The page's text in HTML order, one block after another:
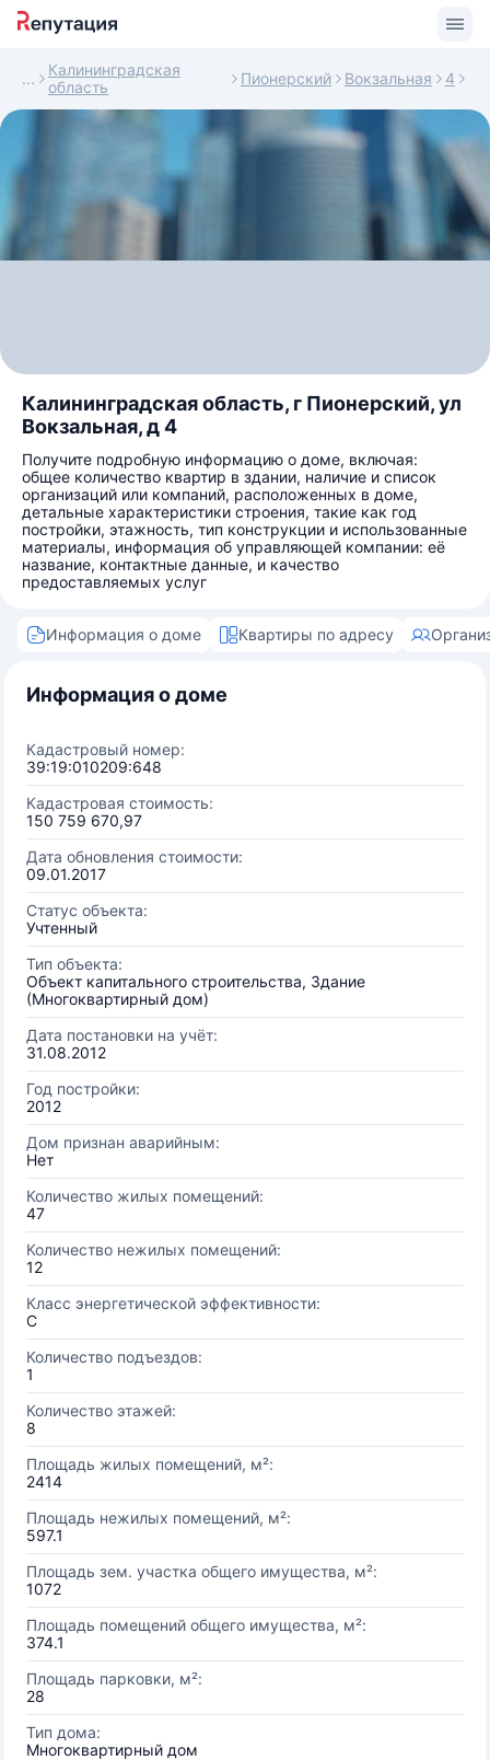
Калининградская
область
Пионерский Вокзальная 4
Калининградская область, г Пионерский, ул
Вокзальная, д 4
Получите подробную информацию о доме, включая:
общее количество квартир в здании, наличие и список
организаций или компаний, расположенных в доме,
детальные характеристики строения, такие как год
постройки, этажность, тип конструкции и использованные
материалы, информация об управляющей компании: её
название, контактные данные, и качество
предоставляемых услуг
Информация о доме Квартиры по адресу
Информация о доме
Кадастровый номер:
39:19:010209:648
Кадастровая стоимость:
150 759 670,97
Дата обновления стоимости:
09.01.2017
Статус объекта:
Учтенный
Тип объекта:
Объект капитального строительства, Здание
(Многоквартирный дом)
Дата постановки на учёт:
31.08.2012
Год постройки:
2012
Дом признан аварийным:
Нет
Количество жилых помещений:
47
Количество нежилых помещений:
12
Класс энергетической эффективности:
C
Количество подъездов:
1
Количество этажей:
8
Площадь жилых помещений, м²:
2414
Площадь нежилых помещений, м²:
597.1
Площадь зем. участка общего имущества, м²:
1072
Площадь помещений общего имущества, м²:
374.1
Площадь парковки, м²:
28
Тип дома:
Многоквартирный дом